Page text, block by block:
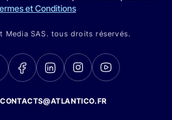
et Conditions
Media SAS. tous droits réservés.